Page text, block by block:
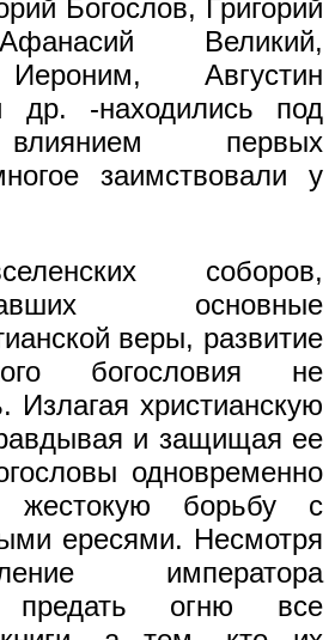
Богослов, Григорий
Великий,
Августин
др. -находились под
первых
заимствовали у
соборов,
основные
веры, развитие
богословия не
Излагая христианскую
и защищая ее
одновременно
борьбу с
ересями. Несмотря
императора
предать огню все